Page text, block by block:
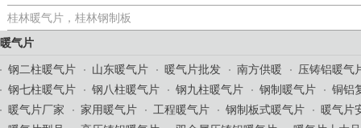
桂林暖气片，桂林钢制板
暖气片
钢二柱暖气片 山东暖气片 暖气片批发 南方供暖
压铸铝暖气
钢七柱暖气片
钢八柱暖气片 钢九柱暖气片 钢制暖气片
铜铝
暖气片厂家
家用暖气片 工程暖气片 钢制板式暖气片
暖气片